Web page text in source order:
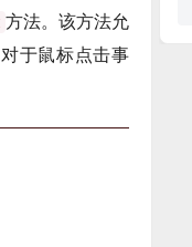
方法。该方法允
于鼠标点击事